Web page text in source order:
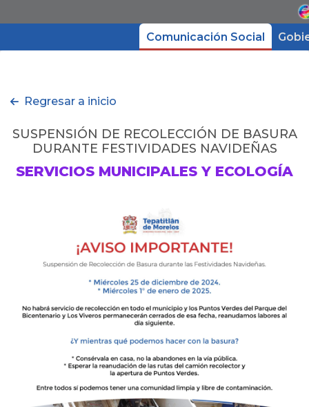
Comunicación Social
Directorio
Trámites y Servicios
Transparencia
Micrositios
Regresar a inicio
SUSPENSIÓN DE RECOLECCIÓN DE BASURA
DURANTE FESTIVIDADES NAVIDEÑAS
SERVICIOS MUNICIPALES Y ECOLOGÍA